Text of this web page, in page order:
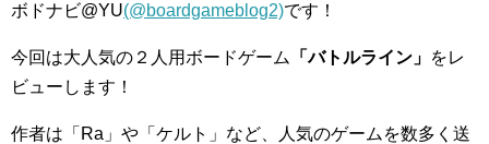
ボドナビ@YU(@boardgameblog2)です！
今回は大人気の２人用ボードゲーム 「バトルライン」 をレ
ビューします！
作者は「Ra」や「ケルト」など、人気のゲームを数多く送